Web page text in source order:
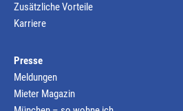
Zusätzliche Vorteile
Karriere
Presse
Meldungen
Mieter Magazin